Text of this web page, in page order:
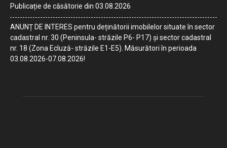
Publicație de căsătorie din 03.08.2026
ANUNȚ DE INTERES pentru deținătorii imobilelor situate în sector
cadastral nr. 30 (Peninsula- străzile P6- P17) și sector cadastral
nr. 18 (Zona Ecluză- străzile E1-E5). Măsurători în perioada
03.08.2026-07.08.2026!